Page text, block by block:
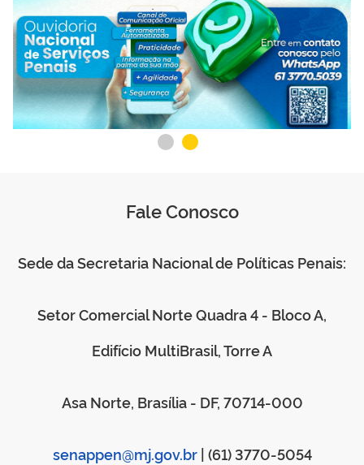
Fale Conosco
Sede da Secretaria Nacional de Políticas Penais:
Setor Comercial Norte Quadra 4 - Bloco A,
Edifício MultiBrasil, Torre A
Asa Norte, Brasília - DF, 70714-000
senappen@mj.gov.br| (61) 3770-5054